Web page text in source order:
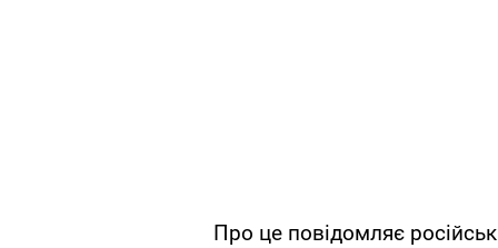
Про це повідомляє